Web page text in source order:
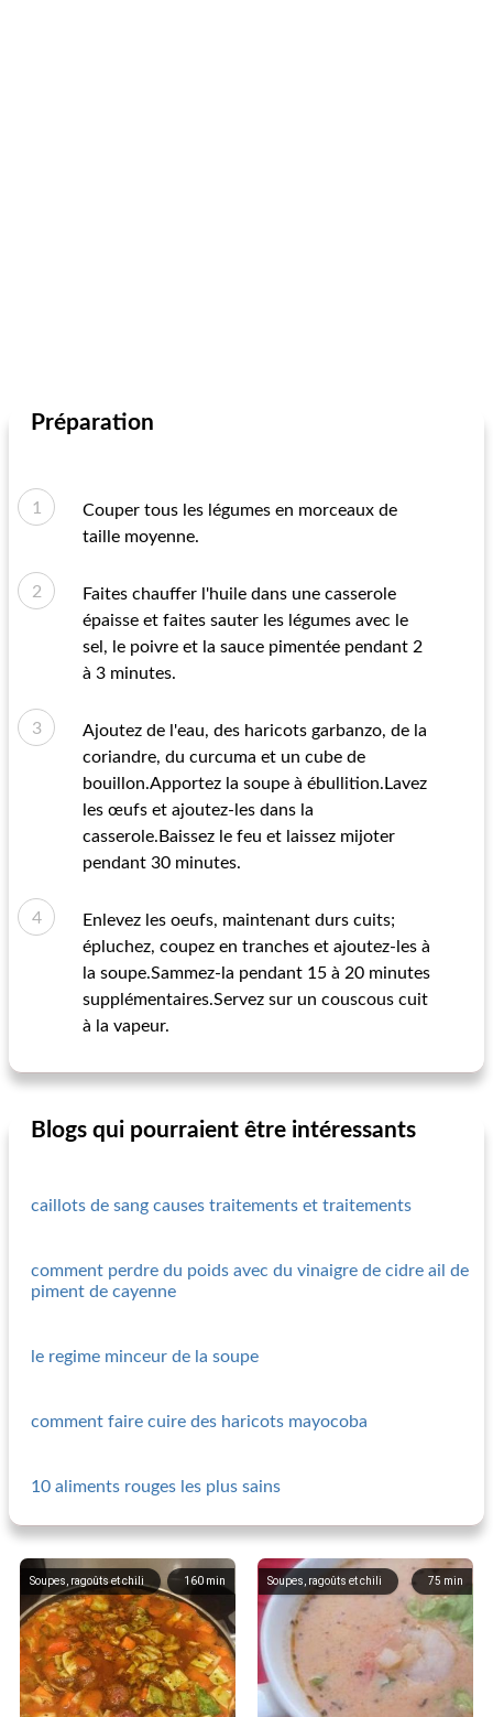
Préparation
Couper tous les légumes en morceaux de
taille moyenne.
Faites chauffer l'huile dans une casserole
épaisse et faites sauter les légumes avec le
sel, le poivre et la sauce pimentée pendant 2
à 3 minutes.
Ajoutez de l'eau, des haricots garbanzo, de la
coriandre, du curcuma et un cube de
bouillon.Apportez la soupe à ébullition.Lavez
les œufs et ajoutez-les dans la
casserole.Baissez le feu et laissez mijoter
pendant 30 minutes.
Enlevez les oeufs, maintenant durs cuits;
épluchez, coupez en tranches et ajoutez-les à
la soupe.Sammez-la pendant 15 à 20 minutes
supplémentaires.Servez sur un couscous cuit
à la vapeur.
Blogs qui pourraient être intéressants
caillots de sang causes traitements et traitements
comment perdre du poids avec du vinaigre de cidre ail de
piment de cayenne
le regime minceur de la soupe
comment faire cuire des haricots mayocoba
10 aliments rouges les plus sains
160 min
Soupes, ragoûts et chili 75 min
Soupes, ragoûts et chili